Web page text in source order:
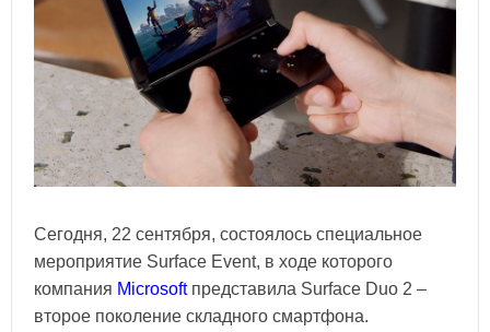
Сегодня, 22 сентября, состоялось специальное
мероприятие Surface Event, в ходе которого
компания Microsoftпредставила Surface Duo 2 –
второе поколение складного смартфона.